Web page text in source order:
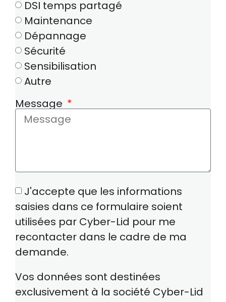
DSI temps partagé
Maintenance
Dépannage
Sécurité
Sensibilisation
Autre
Message
J'accepte que les informations
saisies dans ce formulaire soient
utilisées par Cyber-Lid pour me
recontacter dans le cadre de ma
demande.
Vos données sont destinées
exclusivement à la société Cyber-Lid